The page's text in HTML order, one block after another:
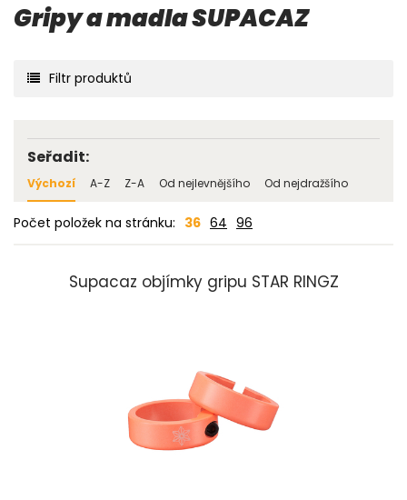
Gripy a madla SUPACAZ
Filtr produktů
Seřadit:
Výchozí A-Z Z-A Od nejlevnějšího Od nejdražšího
Počet položek na stránku: 36 64 96
Supacaz objímky gripu STAR RINGZ